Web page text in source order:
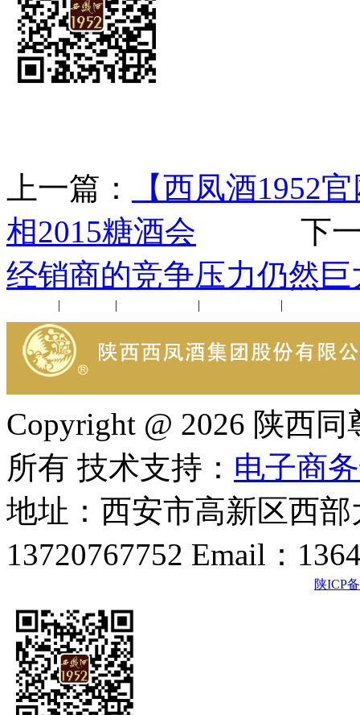
上一篇：
【西凤酒1952
相2015糖酒会 下一
经销商的竞争压力仍然巨
| | | |
Copyright @ 2026 陕西
所有 技术支持： 电子商
地址：西安市高新区西
13720767752 Email：
陕ICP